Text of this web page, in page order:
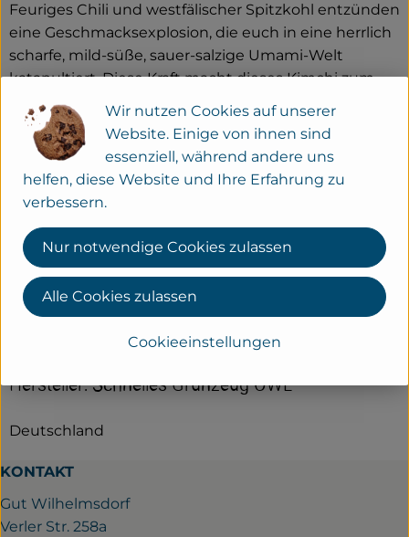
Feuriges Chili und westfälischer Spitzkohl entzünden
eine Geschmacksexplosion, die euch in eine herrlich
scharfe, mild-süße, sauer-salzige Umami-Welt
katapultiert. Diese Kraft macht dieses Kimchi zum
perfekten Kater-Frühstück.
Ausgezeichnet mit 3 Sternen vom Genuss-
Magazin. Vegan. Roh. Fermentiert. Glückliches
Gemüse. Ohne Zusätze.
Produktinformationen
Hersteller: Schnelles Grünzeug OWL
Deutschland
KONTAKT
Gut Wilhelmsdorf
Verler Str. 258a
Wir nutzen Cookies auf unserer
Website. Einige von ihnen sind
essenziell, während andere uns
helfen, diese Website und Ihre Erfahrung zu
verbessern.
Cookieeinstellungen
Nur notwendige Cookies zulassen
Alle Cookies zulassen